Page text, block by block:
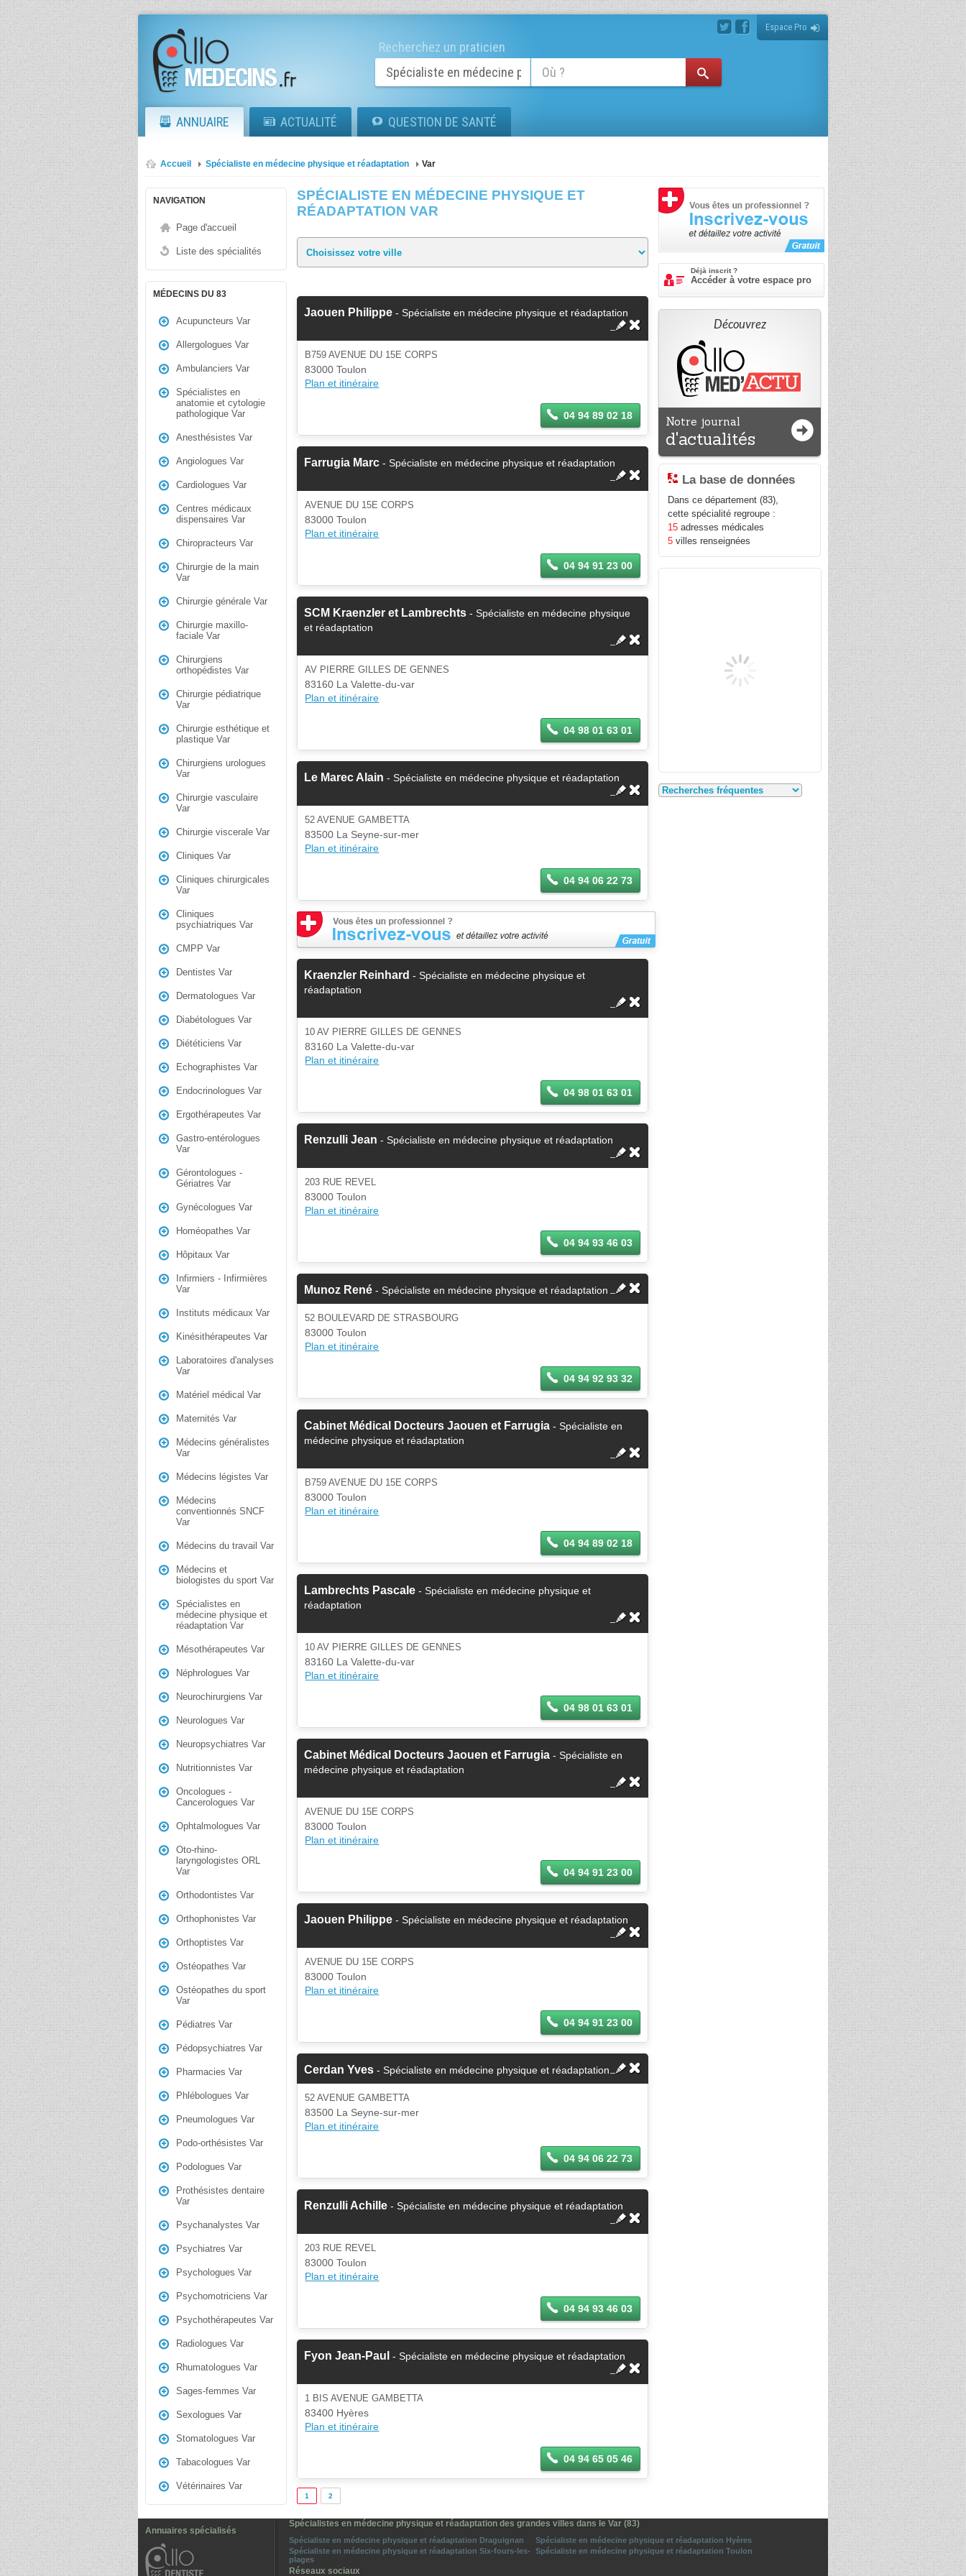
Espace Pro
Recherchez un praticien
ANNUAIRE ACTUALITÉ QUESTION DE SANTÉ
Accueil Spécialiste en médecine physique et réadaptation Var
NAVIGATION
Page d'accueil
Liste des spécialités
MÉDECINS DU 83
Acupuncteurs Var
Allergologues Var
Ambulanciers Var
Spécialistes en
anatomie et cytologie
pathologique Var
Anesthésistes Var
Angiologues Var
Cardiologues Var
Centres médicaux
dispensaires Var
Chiropracteurs Var
Chirurgie de la main
Var
Chirurgie générale Var
Chirurgie maxillo-
faciale Var
Chirurgiens
orthopédistes Var
Chirurgie pédiatrique
Var
Chirurgie esthétique et
plastique Var
Chirurgiens urologues
Var
Chirurgie vasculaire
Var
Chirurgie viscerale Var
Cliniques Var
Cliniques chirurgicales
Var
Cliniques
psychiatriques Var
CMPP Var
Dentistes Var
Dermatologues Var
Diabétologues Var
Diététiciens Var
Echographistes Var
Endocrinologues Var
Ergothérapeutes Var
Gastro-entérologues
Var
Gérontologues -
Gériatres Var
Gynécologues Var
Homéopathes Var
Hôpitaux Var
Infirmiers - Infirmières
Var
Instituts médicaux Var
Kinésithérapeutes Var
Laboratoires d'analyses
Var
Matériel médical Var
Maternités Var
Médecins généralistes
Var
Médecins légistes Var
Médecins
conventionnés SNCF
Var
Médecins du travail Var
Médecins et
biologistes du sport Var
Spécialistes en
médecine physique et
réadaptation Var
Mésothérapeutes Var
Néphrologues Var
Neurochirurgiens Var
Neurologues Var
Neuropsychiatres Var
Nutritionnistes Var
Oncologues -
Cancerologues Var
Ophtalmologues Var
Oto-rhino-
laryngologistes ORL
Var
Orthodontistes Var
Orthophonistes Var
Orthoptistes Var
Ostéopathes Var
Ostéopathes du sport
Var
Pédiatres Var
Pédopsychiatres Var
Pharmacies Var
Phlébologues Var
Pneumologues Var
Podo-orthésistes Var
Podologues Var
Prothésistes dentaire
Var
Psychanalystes Var
Psychiatres Var
Psychologues Var
Psychomotriciens Var
Psychothérapeutes Var
Radiologues Var
Rhumatologues Var
Sages-femmes Var
Sexologues Var
Stomatologues Var
Tabacologues Var
Vétérinaires Var
SPÉCIALISTE EN MÉDECINE PHYSIQUE ET
RÉADAPTATION VAR
Jaouen Philippe - Spécialiste en médecine physique et réadaptation
B759 AVENUE DU 15E CORPS
83000 Toulon
Plan et itinéraire
04 94 89 02 18
Farrugia Marc - Spécialiste en médecine physique et réadaptation
AVENUE DU 15E CORPS
83000 Toulon
Plan et itinéraire
04 94 91 23 00
SCM Kraenzler et Lambrechts - Spécialiste en médecine physique
et réadaptation
AV PIERRE GILLES DE GENNES
83160 La Valette-du-var
Plan et itinéraire
04 98 01 63 01
Le Marec Alain - Spécialiste en médecine physique et réadaptation
52 AVENUE GAMBETTA
83500 La Seyne-sur-mer
Plan et itinéraire
04 94 06 22 73
Kraenzler Reinhard - Spécialiste en médecine physique et
réadaptation
10 AV PIERRE GILLES DE GENNES
83160 La Valette-du-var
Plan et itinéraire
04 98 01 63 01
Renzulli Jean - Spécialiste en médecine physique et réadaptation
203 RUE REVEL
83000 Toulon
Plan et itinéraire
04 94 93 46 03
Munoz René - Spécialiste en médecine physique et réadaptation
52 BOULEVARD DE STRASBOURG
83000 Toulon
Plan et itinéraire
04 94 92 93 32
Cabinet Médical Docteurs Jaouen et Farrugia - Spécialiste en
médecine physique et réadaptation
B759 AVENUE DU 15E CORPS
83000 Toulon
Plan et itinéraire
04 94 89 02 18
Lambrechts Pascale - Spécialiste en médecine physique et
réadaptation
10 AV PIERRE GILLES DE GENNES
83160 La Valette-du-var
Plan et itinéraire
04 98 01 63 01
Cabinet Médical Docteurs Jaouen et Farrugia - Spécialiste en
médecine physique et réadaptation
AVENUE DU 15E CORPS
83000 Toulon
Plan et itinéraire
04 94 91 23 00
Jaouen Philippe - Spécialiste en médecine physique et réadaptation
AVENUE DU 15E CORPS
83000 Toulon
Plan et itinéraire
04 94 91 23 00
Cerdan Yves - Spécialiste en médecine physique et réadaptation
52 AVENUE GAMBETTA
83500 La Seyne-sur-mer
Plan et itinéraire
04 94 06 22 73
Renzulli Achille - Spécialiste en médecine physique et réadaptation
203 RUE REVEL
83000 Toulon
Plan et itinéraire
04 94 93 46 03
Fyon Jean-Paul - Spécialiste en médecine physique et réadaptation
1 BIS AVENUE GAMBETTA
83400 Hyères
Plan et itinéraire
04 94 65 05 46
1 2
Déjà inscrit ?
Accéder à votre espace pro
Découvrez
Notre journal
d'actualités
La base de données
Dans ce département (83),
cette spécialité regroupe :
15 adresses médicales
5 villes renseignées
Annuaires spécialisés
Spécialistes en médecine physique et réadaptation des grandes villes dans le Var (83)
Spécialiste en médecine physique et réadaptation Draguignan
Spécialiste en médecine physique et réadaptation Hyères
Spécialiste en médecine physique et réadaptation Six-fours-les-
plages
Spécialiste en médecine physique et réadaptation Toulon
Réseaux sociaux